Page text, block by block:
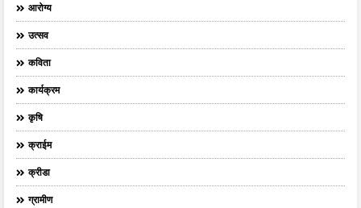
आरोग्य
उत्सव
कविता
कार्यक्रम
कृषि
क्राईम
क्रीडा
ग्रामीण